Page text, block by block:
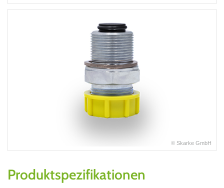
© Skarke GmbH
Produktspezifikationen